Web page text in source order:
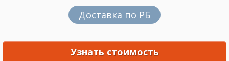
Доставка по РБ
Узнать стоимость